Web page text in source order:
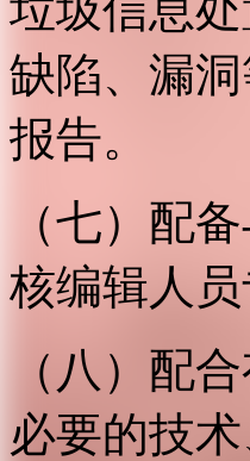
缺陷、漏
报告。
（七）配
核编辑人员
（八）配
必要的技